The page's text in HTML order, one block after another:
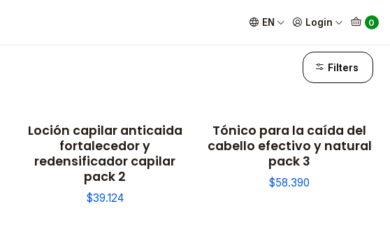
EN Login 0
Filters
Loción capilar anticaida
fortalecedor y
redensificador capilar
pack 2
$39.124
Tónico para la caída del
cabello efectivo y natural
pack 3
$58.390